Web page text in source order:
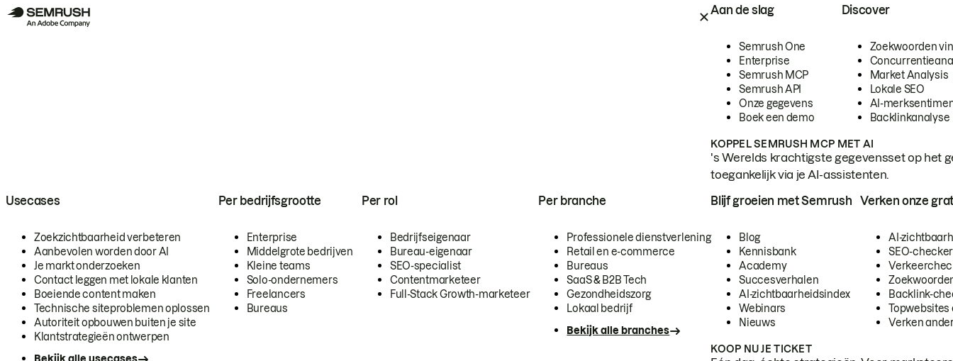
Aan de slag
Semrush One
Enterprise
Semrush MCP
Semrush API
Onze gegevens
Boek een demo
Discover
Zoekwoorden
Market Analysis
Lokale SEO
AI-
Backlinkanalyse
KOPPEL SEMRUSH MCP MET AI
's Werelds krachtigste gegevensset op het
toegankelijk via je AI-assistenten.
Usecases
Zoekzichtbaarheid verbeteren
Aanbevolen worden door AI
Je markt onderzoeken
Contact leggen met lokale klanten
Boeiende content maken
Technische siteproblemen oplossen
Autoriteit opbouwen buiten je site
Klantstrategieën ontwerpen
Per bedrijfsgrootte
Enterprise
Middelgrote bedrijven
Kleine teams
Solo-ondernemers
Freelancers
Bureaus
Per rol
Bedrijfseigenaar
Bureau-eigenaar
SEO-specialist
Contentmarketeer
Full-Stack Growth-marketeer
Per branche
Professionele dienstverlening
Retail en e-commerce
Bureaus
SaaS & B2B Tech
Gezondheidszorg
Lokaal bedrijf
Bekijk alle branches
Blijf groeien met Semrush
Blog
Kennisbank
Academy
Succesverhalen
AI-zichtbaarheidsindex
Webinars
Nieuws
Verken onze
AI-
SEO-checker
Backlink-
Topwebsites
Verken
KOOP NU JE TICKET